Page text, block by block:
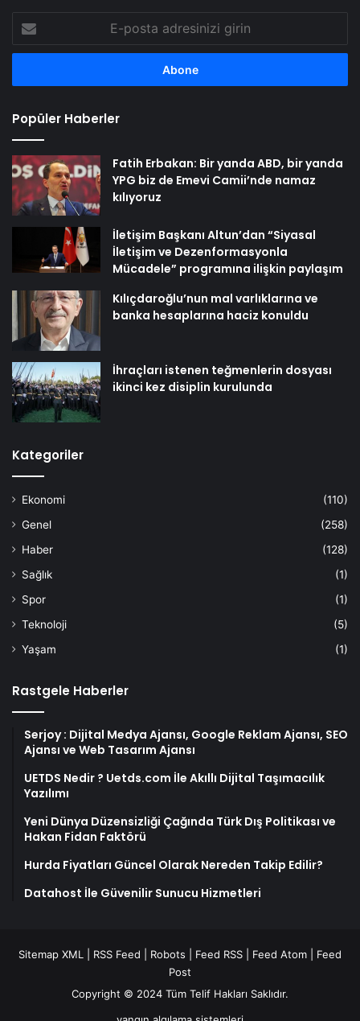
posta
adresinizi
Popüler Haberler
Fatih Erbakan: Bir yanda ABD, bir yanda
YPG biz de Emevi Camii’nde namaz
kılıyoruz
İletişim Başkanı Altun’dan “Siyasal
İletişim ve Dezenformasyonla
Mücadele” programına ilişkin paylaşım
Kılıçdaroğlu’nun mal varlıklarına ve
banka hesaplarına haciz konuldu
İhraçları istenen teğmenlerin dosyası
ikinci kez disiplin kurulunda
Kategoriler
Ekonomi
(110)
Genel
(258)
Haber
(128)
Sağlık
(1)
Spor
(1)
Teknoloji
(5)
Yaşam
(1)
Rastgele Haberler
Serjoy : Dijital Medya Ajansı, Google Reklam Ajansı, SEO
Ajansı ve Web Tasarım Ajansı
UETDS Nedir ? Uetds.com İle Akıllı Dijital Taşımacılık
Yazılımı
Yeni Dünya Düzensizliği Çağında Türk Dış Politikası ve
Hakan Fidan Faktörü
Hurda Fiyatları Güncel Olarak Nereden Takip Edilir?
Datahost İle Güvenilir Sunucu Hizmetleri
Sitemap XML RSS Feed Robots Feed RSS Feed Atom
Feed
Post
Copyright © 2024 Tüm Telif Hakları Saklıdır.